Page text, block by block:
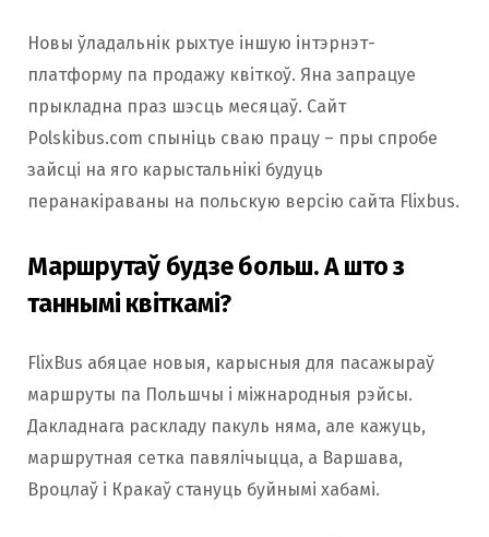
Новы ўладальнік рыхтуе іншую інтэрнэт-
платформу па продажу квіткоў. Яна запрацуе
прыкладна праз шэсць месяцаў. Сайт
Polskibus.com спыніць сваю працу – пры спробе
зайсці на яго карыстальнікі будуць
перанакіраваны на польскую версію сайта Flixbus.
Маршрутаў будзе больш. А што з
таннымі квіткамі?
FlixBus абяцае новыя, карысныя для пасажыраў
маршруты па Польшчы і міжнародныя рэйсы.
Дакладнага раскладу пакуль няма, але кажуць,
маршрутная сетка павялічыцца, а Варшава,
Вроцлаў і Кракаў стануць буйнымі хабамі.